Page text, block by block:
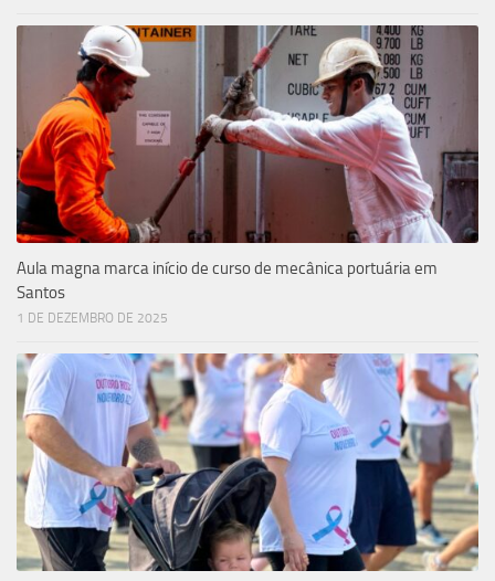
Aula magna marca início de curso de mecânica portuária em
Santos
1 DE DEZEMBRO DE 2025